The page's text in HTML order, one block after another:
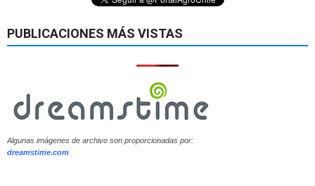
PUBLICACIONES MÁS VISTAS
Algunas imágenes de archivo son proporcionadas por:
dreamstime.com